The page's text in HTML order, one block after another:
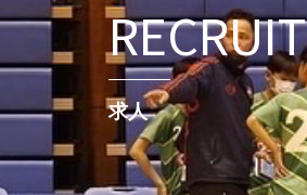
RECRUIT
求人